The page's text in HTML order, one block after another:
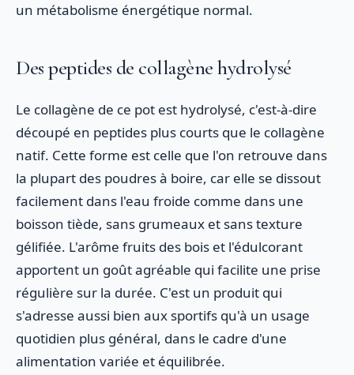
un métabolisme énergétique normal.
Des peptides de collagène hydrolysé
Le collagène de ce pot est hydrolysé, c'est-à-dire
découpé en peptides plus courts que le collagène
natif. Cette forme est celle que l'on retrouve dans
la plupart des poudres à boire, car elle se dissout
facilement dans l'eau froide comme dans une
boisson tiède, sans grumeaux et sans texture
gélifiée. L'arôme fruits des bois et l'édulcorant
apportent un goût agréable qui facilite une prise
régulière sur la durée. C'est un produit qui
s'adresse aussi bien aux sportifs qu'à un usage
quotidien plus général, dans le cadre d'une
alimentation variée et équilibrée.